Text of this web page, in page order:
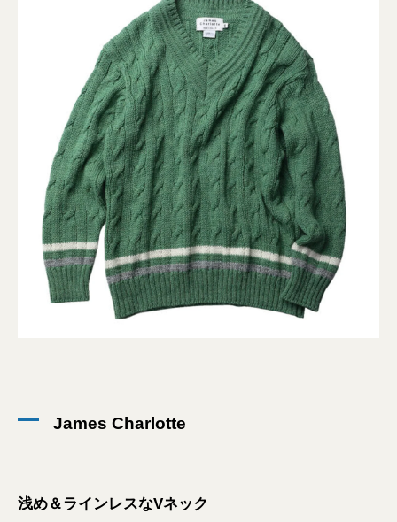
James Charlotte
浅め＆ラインレスなVネック